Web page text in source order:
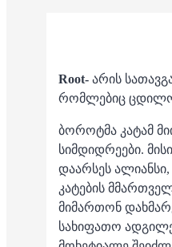
Root- არის
რომლებიც
ბოროტმა კატამ
სიმდიდრეები.
დაარსეს
კატების
მიმართონ
სახიფათო